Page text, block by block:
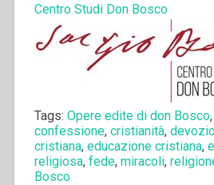
Centro Studi Don Bosco
Tags: Opere edite di don Bosco,
confessione, cristianità,
cristiana, educazione cristiana,
religiosa, fede, miracoli,
Bosco